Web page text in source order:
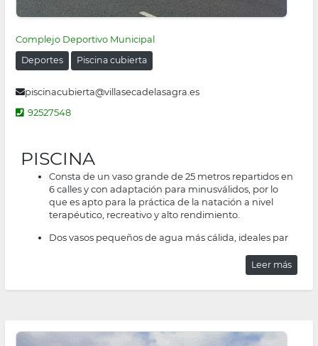
Complejo Deportivo Municipal
Deportes Piscina cubierta
piscinacubierta@villasecadelasagra.es
92527548
PISCINA
Consta de un vaso grande de 25 metros repartidos en
6 calles y con adaptación para minusválidos, por lo
que es apto para la práctica de la natación a nivel
terapéutico, recreativo y alto rendimiento.
Dos vasos pequeños de agua más cálida, ideales par
Leer más